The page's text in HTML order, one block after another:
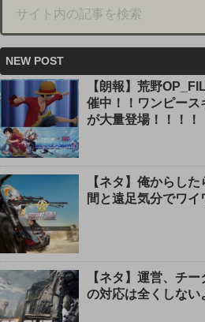
NEW POST
【朗報】荒野
催中！！ワンピース
が大量登場！！！！
【ネタ】俺からし
間と遠足気分でワ
【ネタ】運営、チ
の対応は全くしない